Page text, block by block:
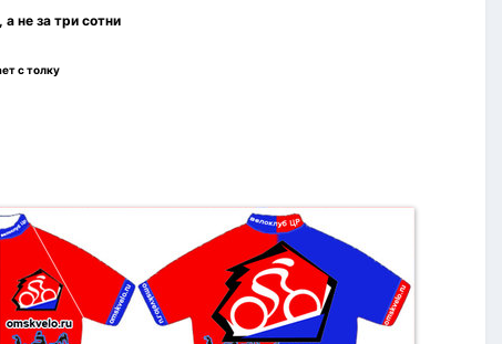
не за три сотни
с толку